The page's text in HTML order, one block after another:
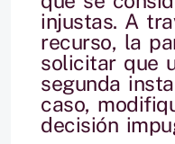
injustas. A
recurso, la
solicitar que
segunda
caso,
decisión